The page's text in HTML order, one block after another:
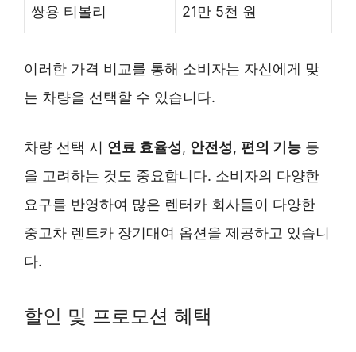
쌍용 티볼리 21만 5천 원
이러한 가격 비교를 통해 소비자는 자신에게 맞
는 차량을 선택할 수 있습니다.
차량 선택 시 연료 효율성, 안전성, 편의 기능 등
을 고려하는 것도 중요합니다. 소비자의 다양한
요구를 반영하여 많은 렌터카 회사들이 다양한
중고차 렌트카 장기대여 옵션을 제공하고 있습니
다.
할인 및 프로모션 혜택